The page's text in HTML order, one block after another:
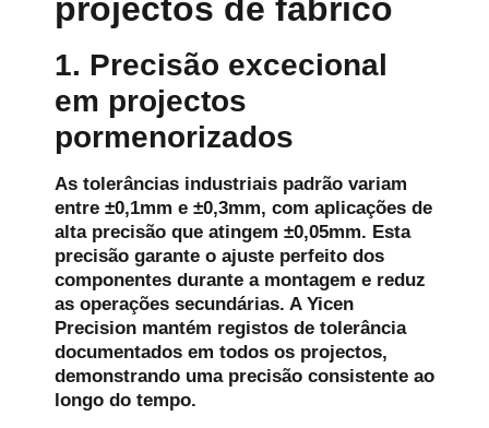
projectos de fabrico
1. Precisão excecional
em projectos
pormenorizados
As tolerâncias industriais padrão variam
entre ±0,1mm e ±0,3mm, com aplicações de
alta precisão que atingem ±0,05mm. Esta
precisão garante o ajuste perfeito dos
componentes durante a montagem e reduz
as operações secundárias. A Yicen
Precision mantém registos de tolerância
documentados em todos os projectos,
demonstrando uma precisão consistente ao
longo do tempo.